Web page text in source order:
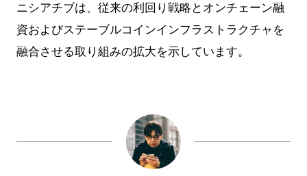
ニシアチブは、従来の利回り戦略とオンチェーン融
資およびステーブルコインインフラストラクチャを
融合させる取り組みの拡大を示しています。